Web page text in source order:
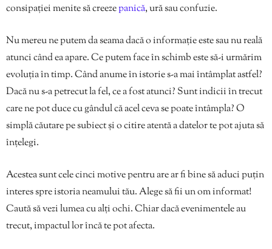
consipației menite să creezepanică, ură sau confuzie.
Nu mereu ne putem da seama dacă o informație este sau nu reală
atunci când ea apare. Ce putem face în schimb este să-i urmărim
evoluția în timp. Când anume în istorie s-a mai întâmplat astfel?
Dacă nu s-a petrecut la fel, ce a fost atunci? Sunt indicii în trecut
care ne pot duce cu gândul că acel ceva se poate întâmpla? O
simplă căutare pe subiect și o citire atentă a datelor te pot ajuta să
înțelegi.
Acestea sunt cele cinci motive pentru are ar fi bine să aduci puțin
interes spre istoria neamului tău. Alege să fii un om informat!
Caută să vezi lumea cu alți ochi. Chiar dacă evenimentele au
trecut, impactul lor încă te pot afecta.